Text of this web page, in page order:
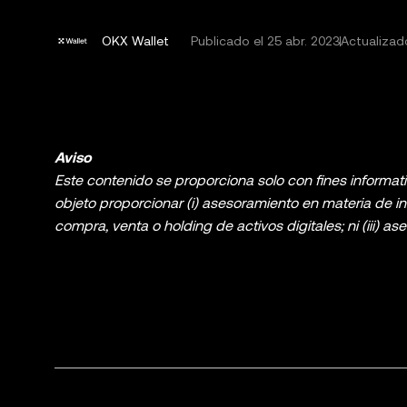
OKX Wallet Publicado el 25 abr. 2023
Aviso
Este contenido se proporciona solo con fines
objeto proporcionar (i) asesoramiento en materia de
compra, venta o holding de activos digitales; ni (iii)
digitales, incluidos las stablecoins y los NFT,